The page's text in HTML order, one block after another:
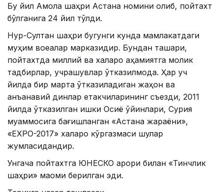
Бу йил Ақмола шаҳри Астана номини олиб, пойтахт
бўлганига 24 йил тўлди.
Нур-Султан шаҳри бугунги кунда мамлакатдаги
муҳим воқеалар марказидир. Бундан ташқари,
пойтахтда миллий ва халқаро аҳамиятга молик
тадбирлар, учрашувлар ўтказилмоқда. Ҳар уч
йилда бир марта ўтказиладиган жаҳон ва
анъанавий динлар етакчиларининг съезди, 2011
йилда ўтказилган қишки Осиё ўйинлари, Сурия
муаммосига бағишланган «Астана жараёни»,
«ЕХPО-2017» халқаро кўргазмаси шулар
жумласидандир.
Унгача пойтахтга ЮНЕСКО қарори билан «Тинчлик
шаҳри» мақоми берилган эди.